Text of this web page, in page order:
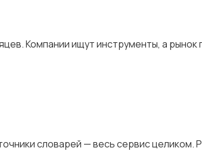
Компании ищут инструменты, а рынок
словарей — весь сервис целиком.